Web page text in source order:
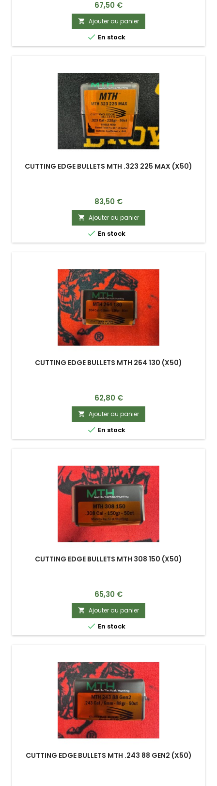
Prix
67,50 €
 Ajouter au panier
 En stock
CUTTING EDGE BULLETS MTH .323 225 MAX (X50)
Prix
83,50 €
 Ajouter au panier
 En stock
CUTTING EDGE BULLETS MTH 264 130 (X50)
Prix
62,80 €
 Ajouter au panier
 En stock
CUTTING EDGE BULLETS MTH 308 150 (X50)
Prix
65,30 €
 Ajouter au panier
 En stock
CUTTING EDGE BULLETS MTH .243 88 GEN2 (X50)